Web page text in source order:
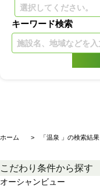
選択してください。
キーワード検索
ホーム 「温泉 」の検索結果
こだわり条件から探す
オーシャンビュー